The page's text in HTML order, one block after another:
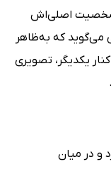
شخصیت اصلی‌اش
می‌گوید که به‌ظاهر
یکدیگر، تصویری
و در میان